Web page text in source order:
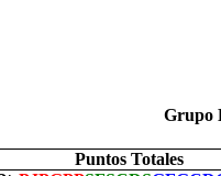
Puntos Totales